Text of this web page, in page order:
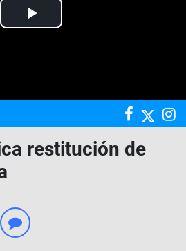
Play
restitución de